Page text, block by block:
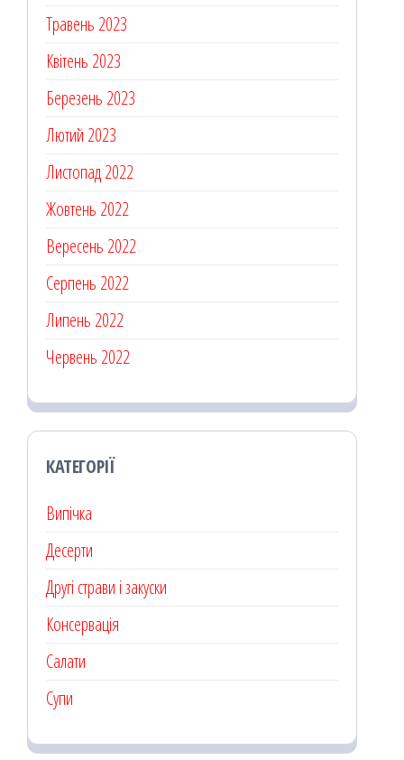
Травень 2023
Квітень 2023
Березень 2023
Лютий 2023
Листопад 2022
Жовтень 2022
Вересень 2022
Серпень 2022
Липень 2022
Червень 2022
КАТЕГОРІЇ
Випічка
Десерти
Другі страви і закуски
Консервація
Салати
Супи